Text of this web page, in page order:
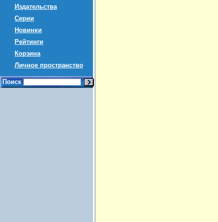
Издательства
Серии
Новинки
Рейтинги
Корзина
Личное пространство
Поиск